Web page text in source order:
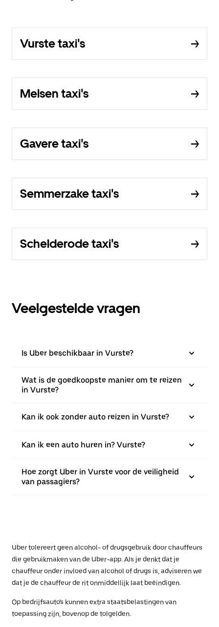
Vurste taxi's
Melsen taxi's
Gavere taxi's
Semmerzake taxi's
Schelderode taxi's
Veelgestelde vragen
Is Uber beschikbaar in Vurste?
Wat is de goedkoopste manier om te reizen
in Vurste?
Kan ik ook zonder auto reizen in Vurste?
Kan ik een auto huren in? Vurste?
Hoe zorgt Uber in Vurste voor de veiligheid
van passagiers?
Uber tolereert geen alcohol- of drugsgebruik door chauffeurs
die gebruikmaken van de Uber-app. Als je denkt dat je
chauffeur onder invloed van alcohol of drugs is, adviseren we
dat je de chauffeur de rit onmiddellijk laat beëindigen.
Op bedrijfsauto's kunnen extra staatsbelastingen van
toepassing zijn, bovenop de tolgelden.